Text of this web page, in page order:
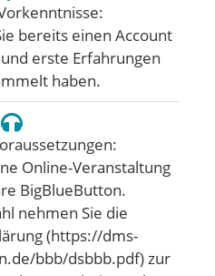
bereits einen Account
erste Erfahrungen
haben.
Online-Veranstaltung
BigBlueButton.
nehmen Sie die
(https://dms-
bbb/dsbbb.pdf) zur